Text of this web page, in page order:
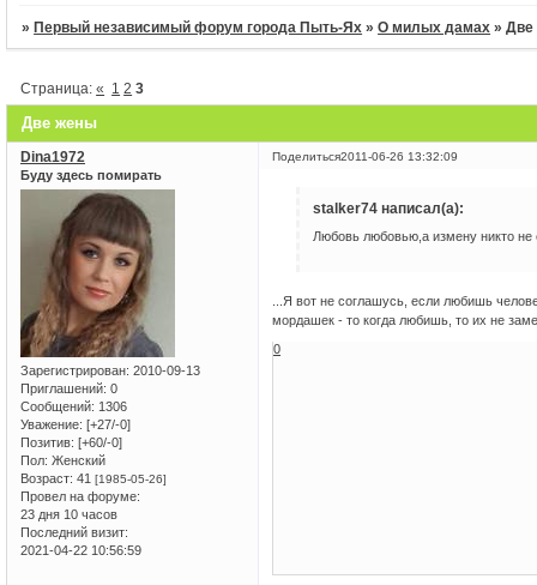
»Первый независимый форум города Пыть-Ях »О милых дамах »
Две жены
Страница:« 1 2 3
Поделиться2011-06-26 13:32:09
Dina1972
Буду здесь помирать
Зарегистрирован: 2010-09-13
Приглашений: 0
Сообщений: 1306
Уважение: [+27/-0]
Позитив: [+60/-0]
Пол: Женский
Возраст: 41 [1985-05-26]
Провел на форуме:
23 дня 10 часов
Последний визит:
2021-04-22 10:56:59
stalker74 написал(а):
Любовь любовью,а измену никто не
...Я вот не соглашусь, если любишь
мордашек - то когда любишь, то их не
0